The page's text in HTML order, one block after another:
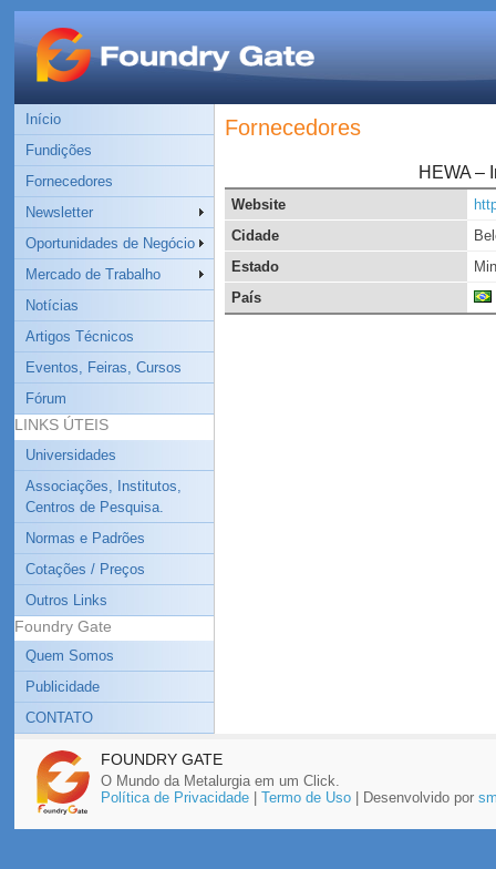
Início
Fundições
Fornecedores
Newsletter
Oportunidades de Negócio
Mercado de Trabalho
Notícias
Artigos Técnicos
Eventos, Feiras, Cursos
Fórum
LINKS ÚTEIS
Universidades
Associações, Institutos,
Centros de Pesquisa.
Normas e Padrões
Cotações / Preços
Outros Links
Foundry Gate
Quem Somos
Publicidade
CONTATO
Fornecedores
HEWA –
Website
Cidade
Estado
País
FOUNDRY GATE
O Mundo da Metalurgia em um Click.
Política de Privacidade| Termo de Uso| Desenvolvido por